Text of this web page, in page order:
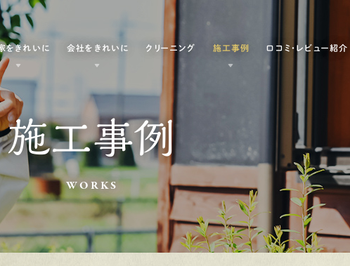
をきれいに 会社をきれいに クリーニング 施工事例 口コミ・レビュー紹介
施工事例
WORKS